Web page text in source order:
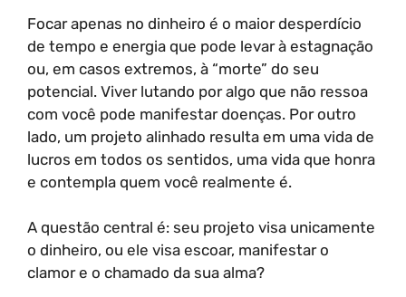
Focar apenas no dinheiro é o maior desperdício
de tempo e energia que pode levar à estagnação
ou, em casos extremos, à “morte” do seu
potencial. Viver lutando por algo que não ressoa
com você pode manifestar doenças. Por outro
lado, um projeto alinhado resulta em uma vida de
lucros em todos os sentidos, uma vida que honra
e contempla quem você realmente é.
A questão central é: seu projeto visa unicamente
o dinheiro, ou ele visa escoar, manifestar o
clamor e o chamado da sua alma?